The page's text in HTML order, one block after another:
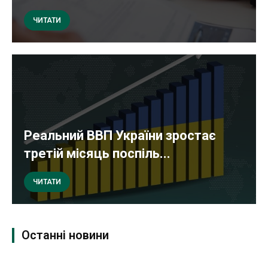
ЧИТАТИ
Реальний ВВП України зростає
третій місяць поспіль...
ЧИТАТИ
Останні новини